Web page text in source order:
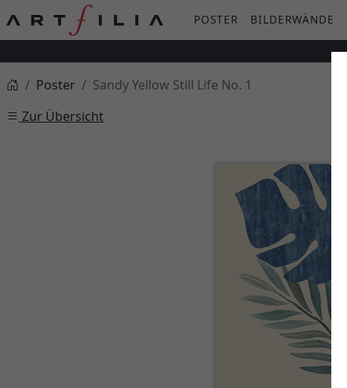
POSTER BILDERWÄNDE
Poster
Sandy Yellow Still Life No. 1
Zur Übersicht